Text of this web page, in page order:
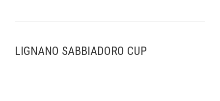
LIGNANO SABBIADORO CUP